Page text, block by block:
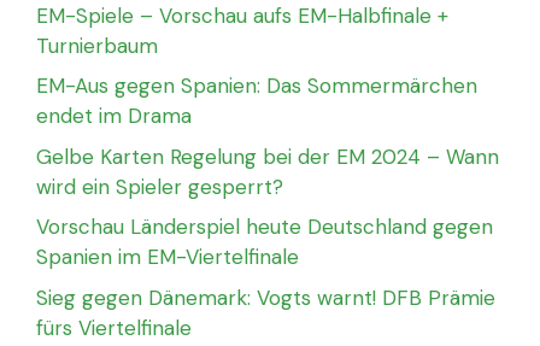
EM-Spiele – Vorschau aufs EM-Halbfinale +
Turnierbaum
EM-Aus gegen Spanien: Das Sommermärchen
endet im Drama
Gelbe Karten Regelung bei der EM 2024 – Wann
wird ein Spieler gesperrt?
Vorschau Länderspiel heute Deutschland gegen
Spanien im EM-Viertelfinale
Sieg gegen Dänemark: Vogts warnt! DFB Prämie
fürs Viertelfinale